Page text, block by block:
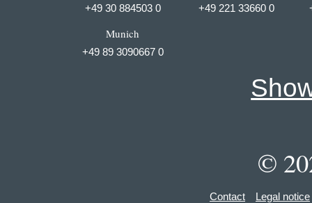
+49 30 884503 0 +49 221 33660 0
Munich
+49 89 3090667 0
©
Contact Legal notice